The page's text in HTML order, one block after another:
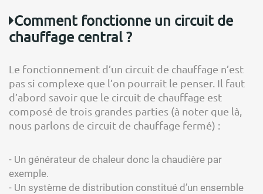
Comment fonctionne un circuit de
chauffage central ?
Le fonctionnement d’un circuit de chauffage n’est
pas si complexe que l’on pourrait le penser. Il faut
d’abord savoir que le circuit de chauffage est
composé de trois grandes parties (à noter que là,
nous parlons de circuit de chauffage fermé) :
- Un générateur de chaleur donc la chaudière par
exemple.
- Un système de distribution constitué d’un ensemble